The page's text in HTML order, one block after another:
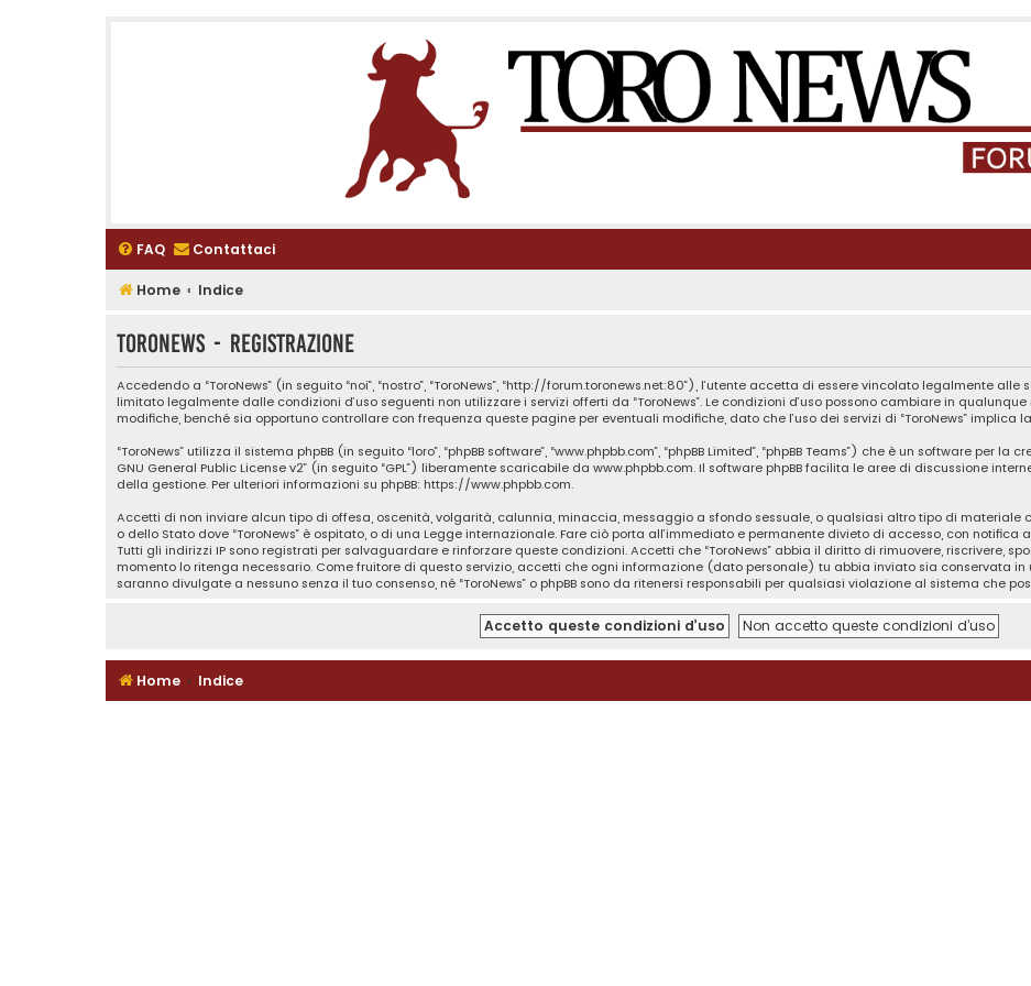
FAQ Contattaci
Home Indice
ToroNews - Registrazione
Accedendo a “ToroNews” (in seguito “noi”, “nostro”, “ToroNews”, “http://forum.toronews.net:80”), l’utente accetta di essere vincolato legalmente
limitato legalmente dalle condizioni d’uso seguenti non utilizzare i servizi offerti da “ToroNews”. Le condizioni d’uso possono cambiare in
modifiche, benché sia opportuno controllare con frequenza queste pagine per eventuali modifiche, dato che l’uso dei servizi di “ToroNews” implica
“ToroNews” utilizza il sistema phpBB (in seguito “loro”, “phpBB software”, “www.phpbb.com”, “phpBB Limited”, “phpBB Teams”) che è un software per
GNU General Public License v2” (in seguito “GPL”) liberamente scaricabile da www.phpbb.com. Il software phpBB facilita le aree di discussione
della gestione. Per ulteriori informazioni su phpBB: https://www.phpbb.com.
Accetti di non inviare alcun tipo di offesa, oscenità, volgarità, calunnia, minaccia, messaggio a sfondo sessuale, o qualsiasi altro tipo di materiale
o dello Stato dove “ToroNews” è ospitato, o di una Legge internazionale. Fare ciò porta all’immediato e permanente divieto di accesso, con
Tutti gli indirizzi IP sono registrati per salvaguardare e rinforzare queste condizioni. Accetti che “ToroNews” abbia il diritto di rimuovere, riscrivere,
momento lo ritenga necessario. Come fruitore di questo servizio, accetti che ogni informazione (dato personale) tu abbia inviato sia conservata
saranno divulgate a nessuno senza il tuo consenso, né “ToroNews” o phpBB sono da ritenersi responsabili per qualsiasi violazione al sistema che
Home Indice